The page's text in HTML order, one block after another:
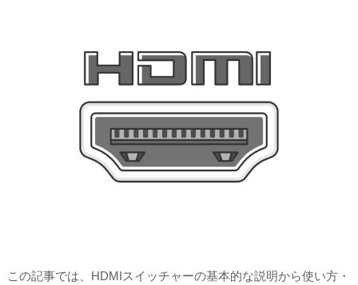
この記事では、HDMIスイッチャーの基本的な説明から使い方・